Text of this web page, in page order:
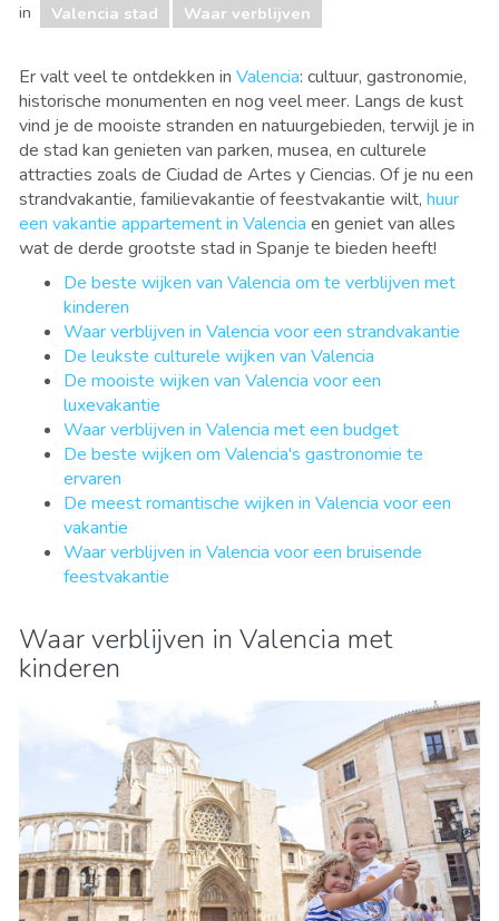
in Valencia stad Waar verblijven
Er valt veel te ontdekken in Valencia: cultuur, gastronomie,
historische monumenten en nog veel meer. Langs de kust
vind je de mooiste stranden en natuurgebieden, terwijl je in
de stad kan genieten van parken, musea, en culturele
attracties zoals de Ciudad de Artes y Ciencias. Of je nu een
strandvakantie, familievakantie of feestvakantie wilt, huur
een vakantie appartement in Valencia en geniet van alles
wat de derde grootste stad in Spanje te bieden heeft!
De beste wijken van Valencia om te verblijven met
kinderen
Waar verblijven in Valencia voor een strandvakantie
De leukste culturele wijken van Valencia
De mooiste wijken van Valencia voor een
luxevakantie
Waar verblijven in Valencia met een budget
De beste wijken om Valencia's gastronomie te
ervaren
De meest romantische wijken in Valencia voor een
vakantie
Waar verblijven in Valencia voor een bruisende
feestvakantie
Waar verblijven in Valencia met
kinderen